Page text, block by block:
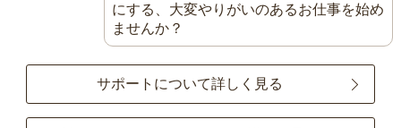
にする、大変やりがいのあるお仕事を始め
ませんか？
サポートについて詳しく見る